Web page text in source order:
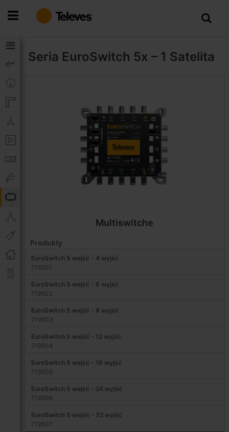
do
Seria EuroSwitch 5x – 1 Satelita
Multiswitche
Produkty
EuroSwitch 5 wejść - 4 wyjść
719501
EuroSwitch 5 wejść - 6 wyjść
719502
EuroSwitch 5 wejść - 8 wyjść
719503
EuroSwitch 5 wejść - 12 wyjść
719504
EuroSwitch 5 wejść - 16 wyjść
719505
EuroSwitch 5 wejść - 24 wyjść
719506
EuroSwitch 5 wejść - 32 wyjść
719507